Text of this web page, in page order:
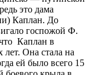
это дама
Каплан. До
госпожой Ф.
Каплан в
Она стала на
ей было всего 15